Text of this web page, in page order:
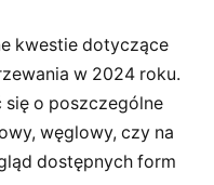
kwestie dotyczące
w 2024 roku.
się o poszczególne
węglowy, czy na
dostępnych form